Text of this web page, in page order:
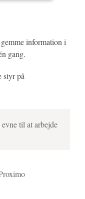
information i
gang.
styr på
til at arbejde